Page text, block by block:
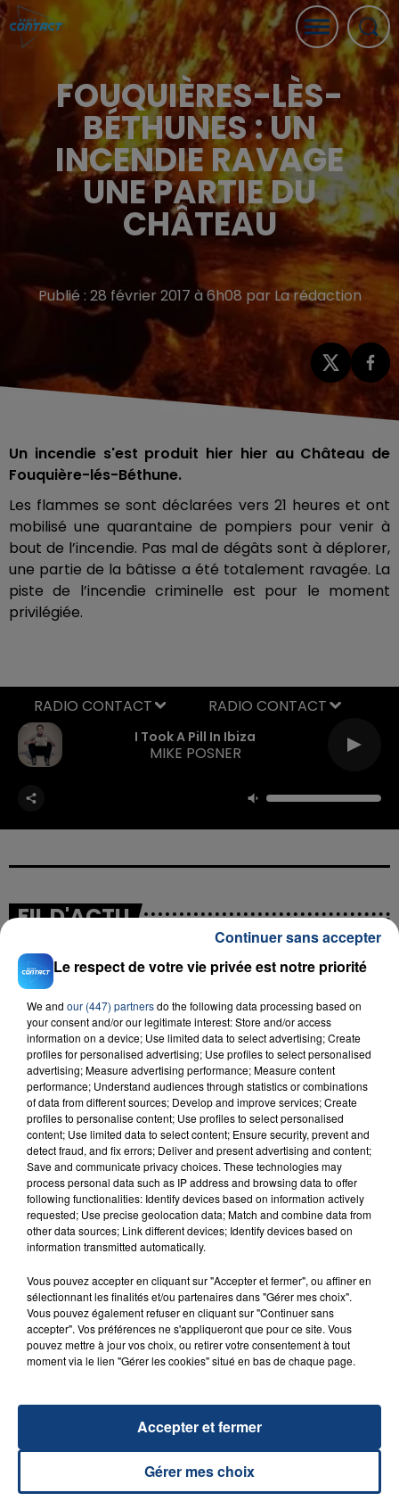
FOUQUIÈRES-LÈS-
BÉTHUNES : UN
INCENDIE RAVAGE
UNE PARTIE DU
CHÂTEAU
Publié : 28 février 2017 à 6h08 par La rédaction
Un incendie s'est produit hier hier au Château de
Fouquière-lés-Béthune.
Les flammes se sont déclarées vers 21 heures et ont
mobilisé une quarantaine de pompiers pour venir à
bout de l’incendie. Pas mal de dégâts sont à déplorer,
une partie de la bâtisse a été totalement ravagée. La
piste de l’incendie criminelle est pour le moment
privilégiée.
I Took A Pill In Ibiza
MIKE POSNER
RADIO CONTACT
FIL D'ACTU
23 juillet 2026
INCENDIE MORTEL À LENS : UNE FEMME ET
SON BÉBÉ ENTRE LA VIE ET LA...
Un homme s'est immolé par le feu après avoir
aspergé sa compagne et leur bébé de trois mois
d'un liquide inflammable.
20 juillet 2026
UNE ADOLESCENTE DEVANT SE FAIRE
OPÉRER DE LA CHEVILLE RESSORT DE LA...
La famille a porté plainte contre la clinique qui a
TITRES DIFFUSÉS
Le respect de votre vie privée est notre priorité
We and our (447) partnersdo the following data processing based on
your consent and/or our legitimate interest: Store and/or access
information on a device; Use limited data to select advertising; Create
profiles for personalised advertising; Use profiles to select personalised
advertising; Measure advertising performance; Measure content
performance; Understand audiences through statistics or combinations
of data from different sources; Develop and improve services; Create
profiles to personalise content; Use profiles to select personalised
content; Use limited data to select content; Ensure security, prevent and
detect fraud, and fix errors; Deliver and present advertising and content;
Save and communicate privacy choices. These technologies may
process personal data such as IP address and browsing data to offer
following functionalities: Identify devices based on information actively
requested; Use precise geolocation data; Match and combine data from
other data sources; Link different devices; Identify devices based on
information transmitted automatically.
Vous pouvez accepter en cliquant sur "Accepter et fermer", ou affiner en
sélectionnant les finalités et/ou partenaires dans "Gérer mes choix".
Vous pouvez également refuser en cliquant sur "Continuer sans
accepter". Vos préférences ne s'appliqueront que pour ce site. Vous
pouvez mettre à jour vos choix, ou retirer votre consentement à tout
moment via le lien "Gérer les cookies" situé en bas de chaque page.
Gérer mes choix
Accepter et fermer
Continuer sans accepter